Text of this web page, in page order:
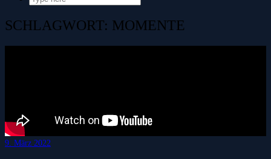
SCHLAGWORT: MOMENTE
9. März 2022